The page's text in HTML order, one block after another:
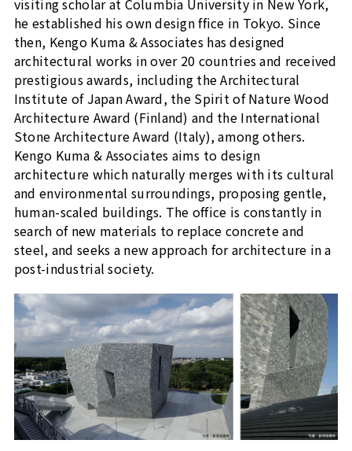
visiting scholar at Columbia University in New York,
he established his own design ffice in Tokyo. Since
then, Kengo Kuma & Associates has designed
architectural works in over 20 countries and received
prestigious awards, including the Architectural
Institute of Japan Award, the Spirit of Nature Wood
Architecture Award (Finland) and the International
Stone Architecture Award (Italy), among others.
Kengo Kuma & Associates aims to design
architecture which naturally merges with its cultural
and environmental surroundings, proposing gentle,
human-scaled buildings. The office is constantly in
search of new materials to replace concrete and
steel, and seeks a new approach for architecture in a
post-industrial society.